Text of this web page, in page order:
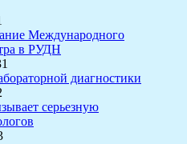
Международного
в РУДН
диагностики
серьезную